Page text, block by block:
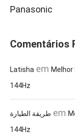
Panasonic
Comentários
Latisha em Melhor
144Hz
طريقة الطيارة em
144Hz